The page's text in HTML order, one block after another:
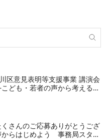
区意見表明等支援事業 講演会
ども・若者の声から考える、
さんのご応募ありがとうござ
らはじめよう 事務局スタッ